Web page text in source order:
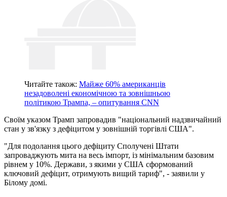
Читайте також: Майже 60% американців
незадоволені економічною та зовнішньою
політикою Трампа, – опитування CNN
Своїм указом Трамп запровадив "національний надзвичайний
стан у зв'язку з дефіцитом у зовнішній торгівлі США".
"Для подолання цього дефіциту Сполучені Штати
запроваджують мита на весь імпорт, із мінімальним базовим
рівнем у 10%. Держави, з якими у США сформований
ключовий дефіцит, отримують вищий тариф", - заявили у
Білому домі.